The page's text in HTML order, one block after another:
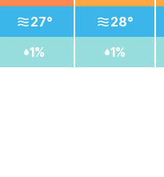
27°
1%
28°
1%